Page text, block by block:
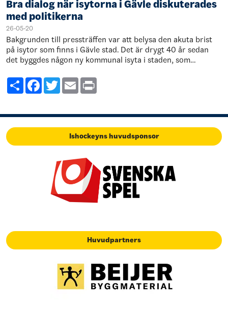
Bra dialog när isytorna i Gävle diskuterades
med politikerna
26-05-20
Bakgrunden till pressträffen var att belysa den akuta brist
på isytor som finns i Gävle stad. Det är drygt 40 år sedan
det byggdes någon ny kommunal isyta i staden, som
ShareFacebook
TwitterEmail
Ishockeyns huvudsponsor
Huvudpartners